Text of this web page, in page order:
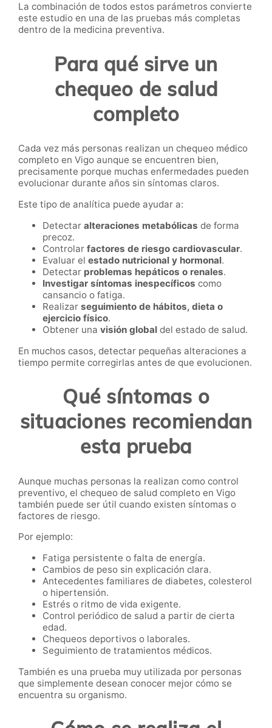
La combinación de todos estos parámetros convierte
este estudio en una de las pruebas más completas
dentro de la medicina preventiva.
Para qué sirve un
chequeo de salud
completo
Cada vez más personas realizan un chequeo médico
completo en Vigo aunque se encuentren bien,
precisamente porque muchas enfermedades pueden
evolucionar durante años sin síntomas claros.
Este tipo de analítica puede ayudar a:
Detectar alteraciones metabólicas de forma
precoz.
Controlar factores de riesgo cardiovascular.
Evaluar el estado nutricional y hormonal.
Detectar problemas hepáticos o renales.
Investigar síntomas inespecíficos como
cansancio o fatiga.
Realizar seguimiento de hábitos, dieta o
ejercicio físico.
Obtener una visión global del estado de salud.
En muchos casos, detectar pequeñas alteraciones a
tiempo permite corregirlas antes de que evolucionen.
Qué síntomas o
situaciones recomiendan
esta prueba
Aunque muchas personas la realizan como control
preventivo, el chequeo de salud completo en Vigo
también puede ser útil cuando existen síntomas o
factores de riesgo.
Por ejemplo:
Fatiga persistente o falta de energía.
Cambios de peso sin explicación clara.
Antecedentes familiares de diabetes, colesterol
o hipertensión.
Estrés o ritmo de vida exigente.
Control periódico de salud a partir de cierta
edad.
Chequeos deportivos o laborales.
Seguimiento de tratamientos médicos.
También es una prueba muy utilizada por personas
que simplemente desean conocer mejor cómo se
encuentra su organismo.